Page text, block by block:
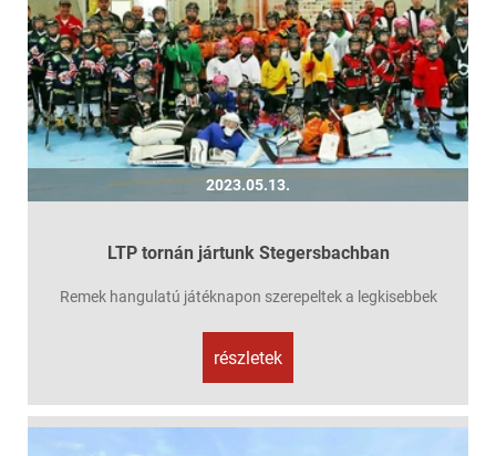
2023.05.13.
LTP tornán jártunk Stegersbachban
Remek hangulatú játéknapon szerepeltek a legkisebbek
részletek